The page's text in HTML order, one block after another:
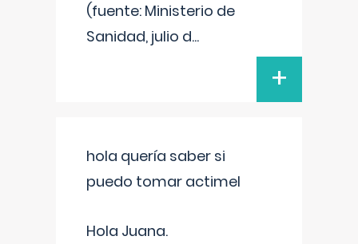
(fuente: Ministerio de
Sanidad, julio d...
+
hola quería saber si
puedo tomar actimel
Hola Juana.